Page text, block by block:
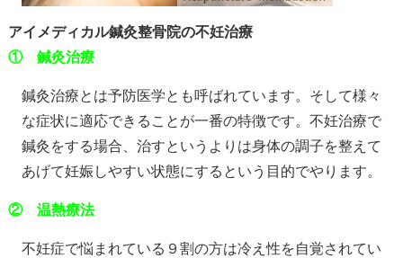
アイメディカル鍼灸整骨院の不妊治療
① 鍼灸治療
鍼灸治療とは予防医学とも呼ばれています。そして様々
な症状に適応できることが一番の特徴です。不妊治療で
鍼灸をする場合、治すというよりは身体の調子を整えて
あげて妊娠しやすい状態にするという目的でやります。
② 温熱療法
不妊症で悩まれている９割の方は冷え性を自覚されてい